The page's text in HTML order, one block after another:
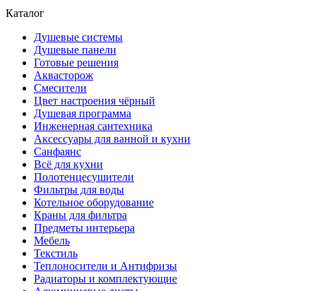
Каталог
Душевые системы
Душевые панели
Готовые решения
Аквасторож
Смесители
Цвет настроения чёрный
Душевая программа
Инженерная сантехника
Аксессуары для ванной и кухни
Санфаянс
Всё для кухни
Полотенцесушители
Фильтры для воды
Котельное оборудование
Краны для фильтра
Предметы интерьера
Мебель
Текстиль
Теплоносители и Антифризы
Радиаторы и комплектующие